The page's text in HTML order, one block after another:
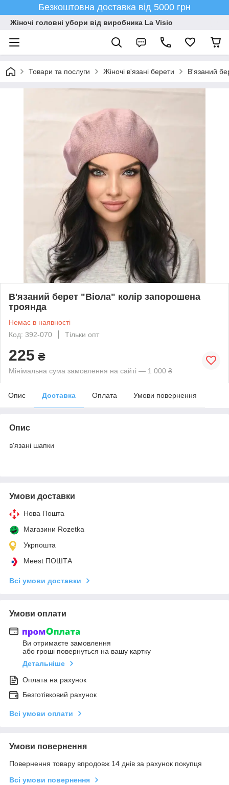
Безкоштовна доставка від 5000 грн
Жіночі головні убори від виробника La Visio
Товари та послуги Жіночі в'язані берети В'язаний
В'язаний берет "Віола" колір запорошена
троянда
Немає в наявності
Код: 392-070
Тільки опт
225 ₴
Мінімальна сума замовлення на сайті — 1 000 ₴
Опис Доставка Оплата Умови повернення
Опис
в'язані шапки
Умови доставки
Нова Пошта
Магазини Rozetka
Укрпошта
Meest ПОШТА
Всі умови доставки
Умови оплати
Ви отримаєте замовлення
або гроші повернуться на вашу картку
Детальніше
Оплата на рахунок
Безготівковий рахунок
Всі умови оплати
Умови повернення
Повернення товару впродовж 14 днів за рахунок покупця
Всі умови повернення